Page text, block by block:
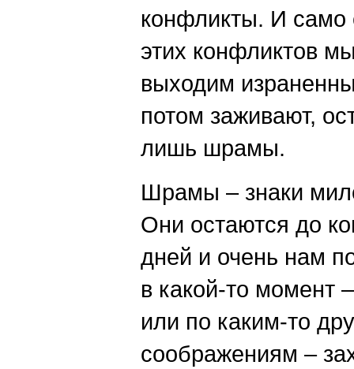
конфликты. И само
этих конфликтов
выходим
потом заживают,
лишь шрамы.
Шрамы – знаки
Они остаются до
дней и очень нам
в какой-то момент
или по каким-то
соображениям –